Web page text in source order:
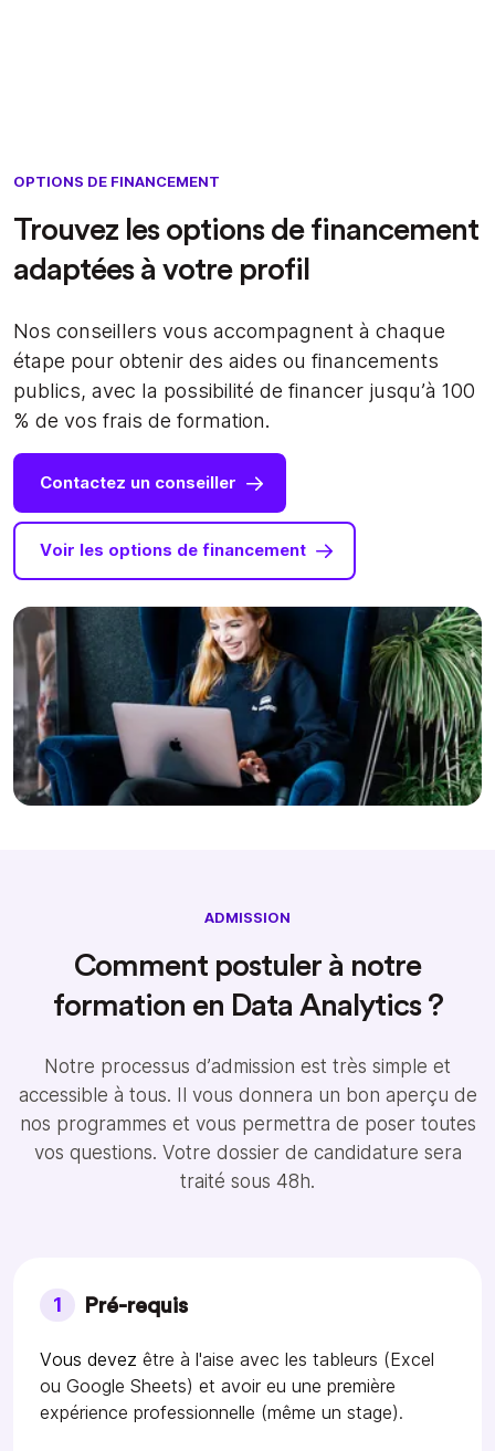
OPTIONS DE FINANCEMENT
Trouvez les options de financement
adaptées à votre profil
Nos conseillers vous accompagnent à chaque
étape pour obtenir des aides ou financements
publics, avec la possibilité de financer jusqu’à 100
% de vos frais de formation.
Contactez un conseiller
Voir les options de financement
ADMISSION
Comment postuler à notre
formation en Data Analytics ?
Notre processus d’admission est très simple et
accessible à tous. Il vous donnera un bon aperçu de
nos programmes et vous permettra de poser toutes
vos questions. Votre dossier de candidature sera
traité sous 48h.
1 Pré-requis
Vous devez être à l'aise avec les tableurs (Excel
ou Google Sheets) et avoir eu une première
expérience professionnelle (même un stage).